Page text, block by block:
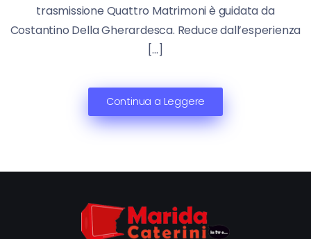
trasmissione Quattro Matrimoni è guidata da
Costantino Della Gherardesca. Reduce dall’esperienza
[…]
Continua a Leggere